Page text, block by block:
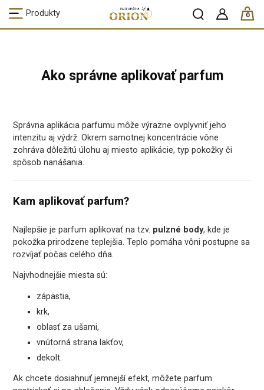
Produkty 0
ks /
Ako správne aplikovať parfum
Správna aplikácia parfumu môže výrazne ovplyvniť jeho
intenzitu aj výdrž. Okrem samotnej koncentrácie vône
zohráva dôležitú úlohu aj miesto aplikácie, typ pokožky či
spôsob nanášania.
Kam aplikovať parfum?
Najlepšie je parfum aplikovať na tzv. pulzné body, kde je
pokožka prirodzene teplejšia. Teplo pomáha vôni postupne sa
rozvíjať počas celého dňa.
Najvhodnejšie miesta sú:
zápästia,
krk,
oblasť za ušami,
vnútorná strana lakťov,
dekolt.
Ak chcete dosiahnuť jemnejší efekt, môžete parfum